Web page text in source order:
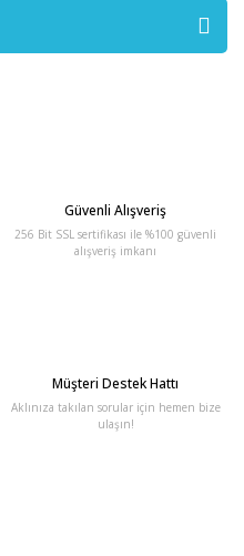
Güvenli Alışveriş
256 Bit SSL sertifikası ile %100 güvenli
alışveriş imkanı
Müşteri Destek Hattı
Aklınıza takılan sorular için hemen bize
ulaşın!